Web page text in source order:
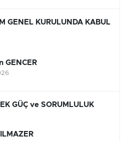
GENEL KURULUNDA KABUL
GENCER
GÜÇ ve SORUMLULUK